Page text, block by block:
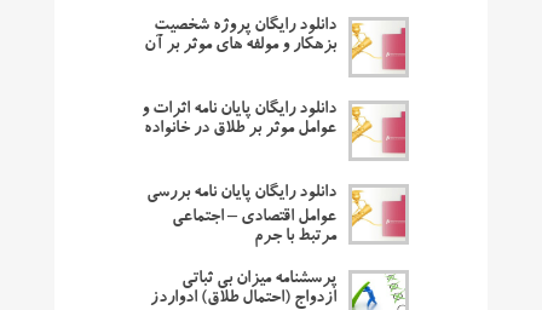
دانلود رایگان پروژه شخصیت
بزهکار و مولفه های موثر بر آن
دانلود رایگان پایان نامه اثرات و
عوامل موثر بر طلاق در خانواده
دانلود رایگان پایان نامه بررسی
عوامل اقتصادی – اجتماعی
مرتبط با جرم
پرسشنامه میزان بی ثباتی
ازدواج (احتمال طلاق) ادواردز